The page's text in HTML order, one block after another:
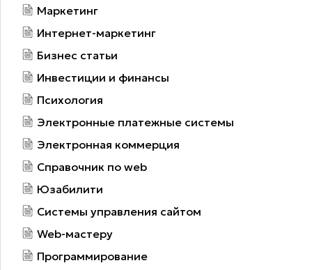
Маркетинг
Интернет-маркетинг
Бизнес статьи
Инвестиции и финансы
Психология
Электронные платежные системы
Электронная коммерция
Справочник по web
Юзабилити
Системы управления сайтом
Web-мастеру
Программирование